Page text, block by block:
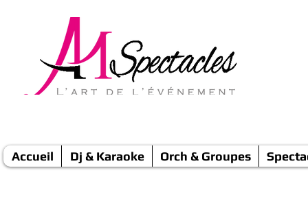
Accueil Dj & Karaoke Orch & Groupes